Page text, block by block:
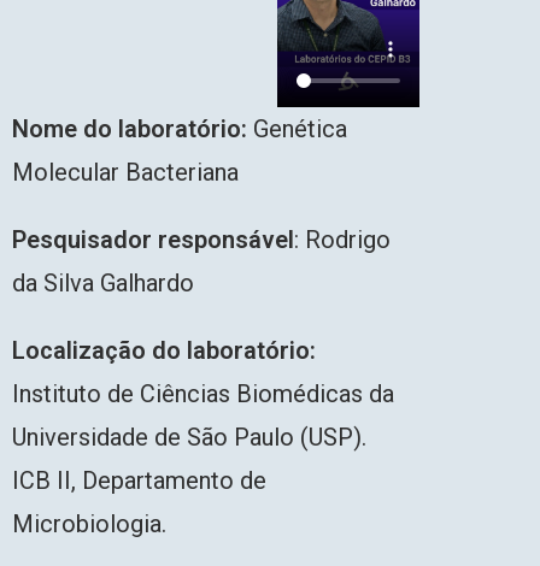
Nome do laboratório: Genética
Molecular Bacteriana
Pesquisador responsável: Rodrigo
da Silva Galhardo
Localização do laboratório:
Instituto de Ciências Biomédicas da
Universidade de São Paulo (USP).
ICB II, Departamento de
Microbiologia.